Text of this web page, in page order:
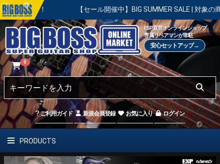
【セール開催中】BIG SUMMER SALE | 対象の商品が真夏
ESP直営オンラインショップ
専属リペアマンが常駐
安心セットアップ→
0
ご利用ガイド 新規会員登録 お気に入り ログイン
PRODUCTS